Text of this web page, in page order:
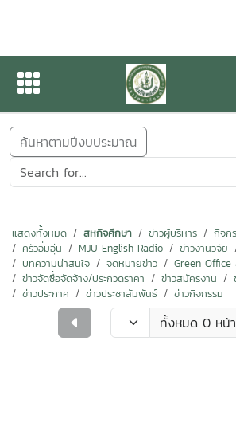
ข่าวสารกิจกรรม
ข่าวสารกิจกรรม
ค้นหาตามปีงบประมาณ
แสดงทั้งหมด สหกิจศึกษา ข่าวผู้บริหาร
กิจก
ครัวอิ่มอุ่น
MJU English Radio ข่าวงานวิจัย
บทความน่าสนใจ
จดหมายข่าว
Green
ข่าวจัดซื้อจัดจ้าง/ประกวดราคา
ข่าวสมัครงาน
ข่าวประกาศ
ข่าวประชาสัมพันธ์ ข่าวกิจกรรม
ทั้งหมด 0 หน้า